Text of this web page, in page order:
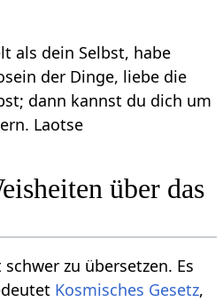
als dein Selbst, habe
der Dinge, liebe die
dann kannst du dich um
Laotse
über das
zu übersetzen. Es
Kosmisches Gesetz,